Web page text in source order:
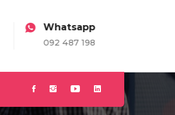
Whatsapp
092 487 198